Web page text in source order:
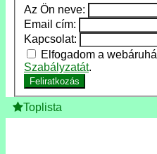
Az Ön neve:
Email cím:
Kapcsolat:
Elfogadom a
Szabályzatát.
Feliratkozás
Toplista